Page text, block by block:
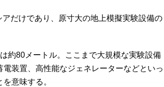
だけであり、原寸大の地上模擬実験設備の
約80メートル。ここまで大規模な実験設備
装置、高性能なジェネレーターなどといっ
意味する。